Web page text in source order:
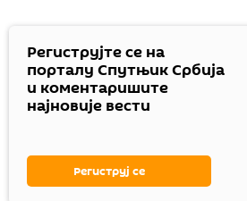
Региструјте се на
порталу Спутњик Србија
и коментаришите
најновије вести
Региструј се